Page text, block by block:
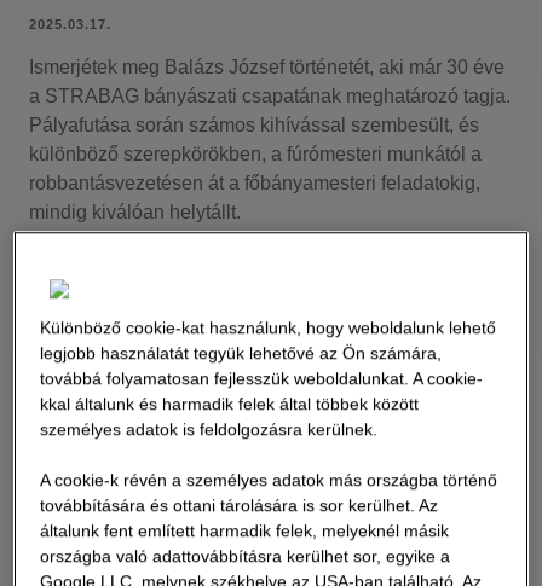
2025.03.17.
Ismerjétek meg Balázs József történetét, aki már 30 éve
a STRABAG bányászati csapatának meghatározó tagja.
Pályafutása során számos kihívással szembesült, és
különböző szerepkörökben, a fúrómesteri munkától a
robbantásvezetésen át a főbányamesteri feladatokig,
mindig kiválóan helytállt.
Különböző cookie-kat használunk, hogy weboldalunk lehető
legjobb használatát tegyük lehetővé az Ön számára,
továbbá folyamatosan fejlesszük weboldalunkat. A cookie-
kkal általunk és harmadik felek által többek között
személyes adatok is feldolgozásra kerülnek.
A cookie-k révén a személyes adatok más országba történő
továbbítására és ottani tárolására is sor kerülhet. Az
általunk fent említett harmadik felek, melyeknél másik
országba való adattovábbításra kerülhet sor, egyike a
Google LLC, melynek székhelye az USA-ban található. Az